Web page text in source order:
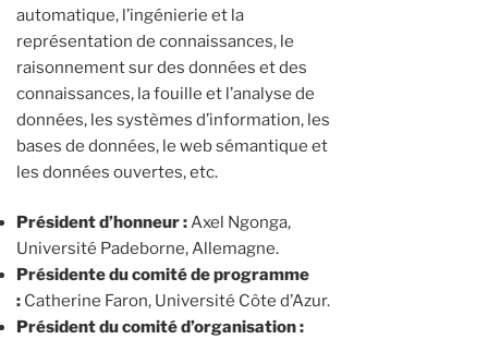
automatique, l’ingénierie et la
représentation de connaissances, le
raisonnement sur des données et des
connaissances, la fouille et l’analyse de
données, les systèmes d’information, les
bases de données, le web sémantique et
les données ouvertes, etc.
Président d’honneur :Axel Ngonga,
Université Padeborne, Allemagne.
Présidente du comité de programme
: Catherine Faron, Université Côte d’Azur.
Président du comité d’organisation :